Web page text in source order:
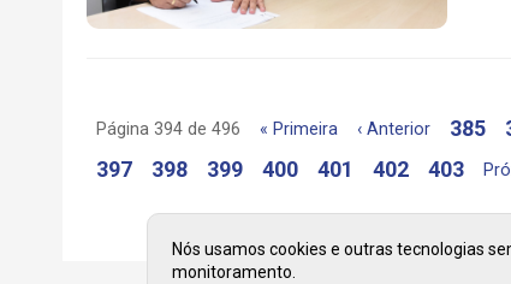
Página 394 de 496 « Primeira ‹ Anterior 385
397
398 399 400 401 402 403
Nós usamos cookies e outras tecnologias
monitoramento.